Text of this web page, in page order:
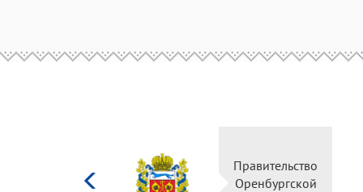
Правительство
Оренбургской